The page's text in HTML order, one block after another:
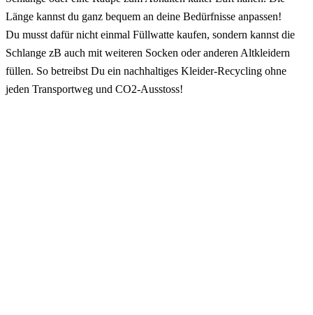
Länge kannst du ganz bequem an deine Bedürfnisse anpassen!
Du musst dafür nicht einmal Füllwatte kaufen, sondern kannst die
Schlange zB auch mit weiteren Socken oder anderen Altkleidern
füllen. So betreibst Du ein nachhaltiges Kleider-Recycling ohne
jeden Transportweg und CO2-Ausstoss!